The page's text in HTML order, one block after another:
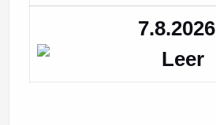
7.8.2026